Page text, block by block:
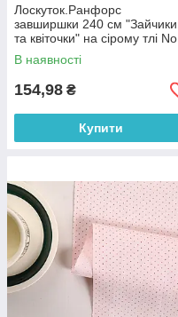
Лоскуток.Ранфорс
завширшки 240 см "Зайчики
та квіточки" на сірому тлі No
3246, 86*240 см
В наявності
154,98 ₴
Купити